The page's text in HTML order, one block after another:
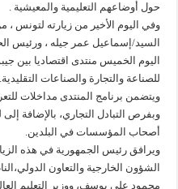
حول أوضاعهم التعليمية والمعيشية .
وفي اليوم الأخير من زيارته لتونس ،
السيد/إسماعيل عمر جيله ، ورئيس
اليوم الخميس منتدى اقتصاديا بين
للصناعة والتجارة والصناعات التقليدية.
ويتضمن برنامج المنتدى مداخلات
وبفرص التبادل التجاري، بالإضافة
أصحاب المؤسسات في البلدين.
ويرافق رئيس الجمهورية في هذه
الشؤون الخارجية والتعاون
محمود علي يوسف، ووزير التعليم